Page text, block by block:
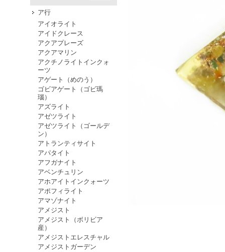
ア行
アイオライト
アイドクレース
アクアプレーズ
アクアマリン
アクチノライトインクォ
ーツ
アゲート（めのう）
ゴビアゲート（ゴビ瑪
瑙）
アズライト
アゼツライト
アゼツライト（ゴールデ
ン）
アトランティサイト
アパタイト
アフガナイト
アベンチュリン
アホアイトインクォーツ
アポフィライト
アマゾナイト
アメジスト
アメジスト（ボリビア
産）
アメジストエレスチャル
アメジストガーデン